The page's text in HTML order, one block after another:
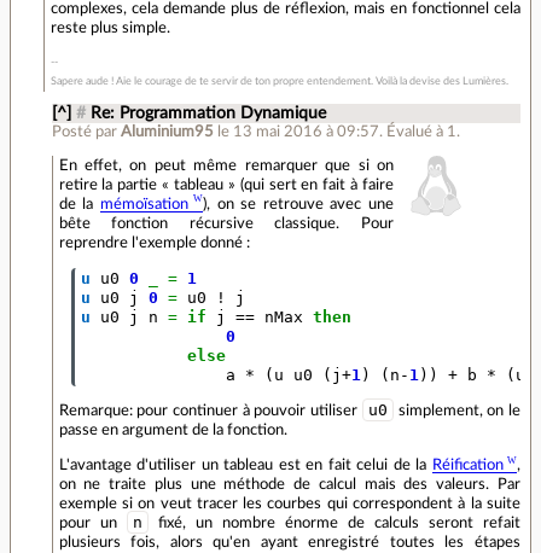
complexes, cela demande plus de réflexion, mais en fonctionnel cela
reste plus simple.
Sapere aude ! Aie le courage de te servir de ton propre entendement. Voilà la devise des Lumières.
[^] # Re: Programmation Dynamique
Posté par Aluminium95 le 13 mai 2016 à 09:57. Évalué à 1 .
En effet, on peut même remarquer que si on
retire la partie « tableau » (qui sert en fait à faire
de la mémoïsation
), on se retrouve avec une
bête fonction récursive classique. Pour
reprendre l'exemple donné :
u u0 0 =
1
u
u0 j 0 = u0 !
j
u
u0 j n = if j == nMax then
0
else
a
* ( u u0 ( j +1 ) ( n - 1 )) + b * ( u
Remarque: pour continuer à pouvoir utiliser u0
simplement, on le
passe en argument de la fonction.
L'avantage d'utiliser un tableau est en fait celui de la Réification
,
on ne traite plus une méthode de calcul mais des valeurs. Par
exemple si on veut tracer les courbes qui correspondent à la suite
pour un
n
fixé, un nombre énorme de calculs seront refait
plusieurs fois, alors qu'en ayant enregistré toutes les étapes